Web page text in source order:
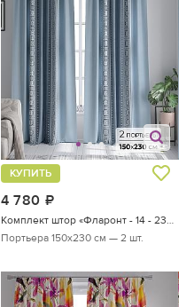
4 780
КУПИТЬ
Портьера 150х230 см — 2 шт.